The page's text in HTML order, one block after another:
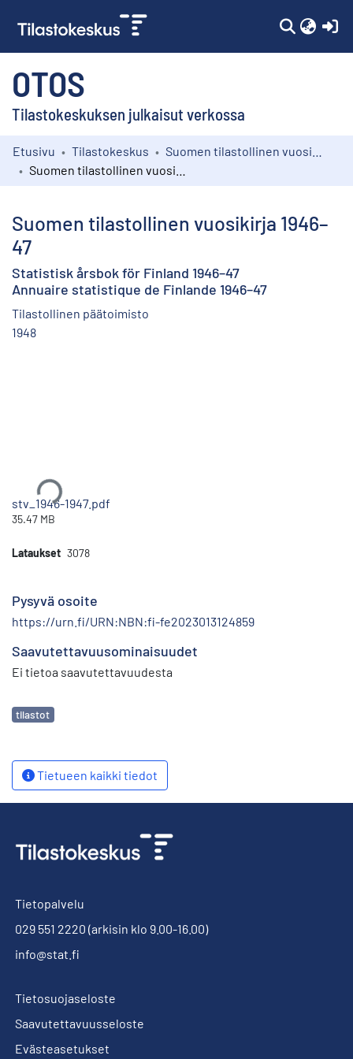
OTOS
Tilastokeskuksen julkaisut verkossa
Kokoelmat
Etusivu Tilastokeskus
Suomen tilastollinen vuosikirja 1946–
47
Statistisk årsbok för Finland 1946–47
Annuaire statistique de Finlande 1946–47
Tilastollinen päätoimisto
1948
stv_1946-1947.pdf
35.47 MB
Lataukset 3078
Pysyvä osoite
https://urn.fi/URN:NBN:fi-fe2023013124859
Saavutettavuusominaisuudet
Ei tietoa saavutettavuudesta
Avainsanat
tilastot
Tietueen kaikki tiedot
Tietopalvelu
029 551 2220 (arkisin klo 9.00-16.00)
info@stat.fi
Tietosuojaseloste
Saavutettavuusseloste
Evästeasetukset